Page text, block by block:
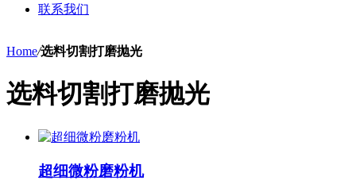
联系我们
Home/选料切割打磨抛光
选料切割打磨抛光
超细微粉磨粉机